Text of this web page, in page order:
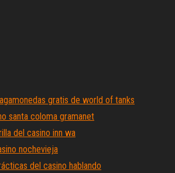
gratis de world of tanks
santa coloma gramanet
del casino inn wa
nochevieja
del casino hablando